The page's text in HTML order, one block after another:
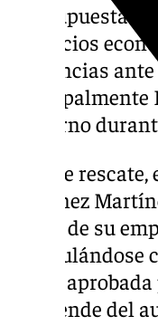
Esa supuesta
beneficios
influencias
Gobierno
De este
Martínez
través de su
ayuda
desprende del